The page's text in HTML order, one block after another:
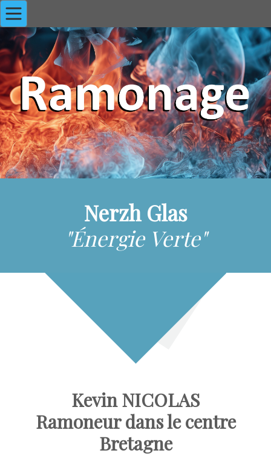
Nerzh Glas
"Énergie Verte"
Kevin NICOLAS
Ramoneur dans le centre
Bretagne